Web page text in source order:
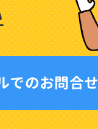
でのお問合せ